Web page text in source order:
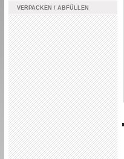
VERPACKEN / ABFÜLLEN